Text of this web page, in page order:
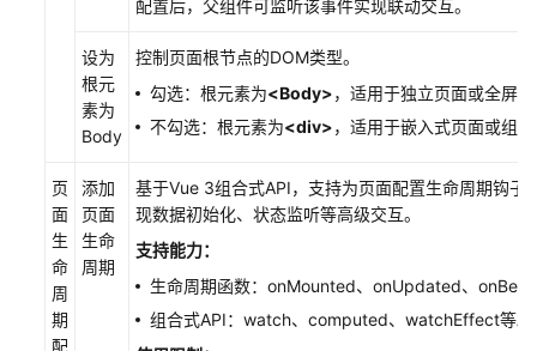
开
发
权
限
使
用
UI
引
配置后，父组件可监听该事件实现联动交互。
设为
根元
素为
Body
控制页面根节点的DOM类型。
勾选：根元素为<Body>，适用于独立页面或全屏
不勾选：根元素为<div>，适用于嵌入式页面或组
页
面
生
命
周
期
配
添加
页面
生命
周期
基于Vue 3组合式API，支持为页面配置生命周期钩子
现数据初始化、状态监听等高级交互。
支持能力：
生命周期函数：onMounted、onUpdated、
组合式API：watch、computed、watchEffect等。